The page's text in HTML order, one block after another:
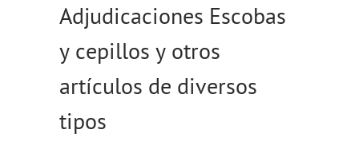
Adjudicaciones Escobas
y cepillos y otros
artículos de diversos
tipos